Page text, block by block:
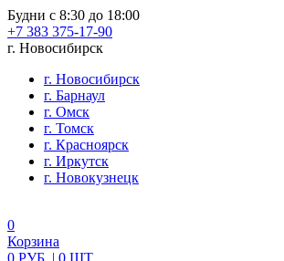
Будни с 8:30 до 18:00
+7 383 375-17-90
г. Новосибирск
г. Новосибирск
г. Барнаул
г. Омск
г. Томск
г. Красноярск
г. Иркутск
г. Новокузнецк
0
Корзина
0 РУБ. | 0 ШТ.